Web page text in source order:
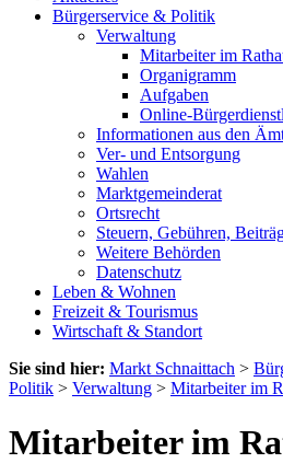
Bürgerservice & Politik
Verwaltung
Mitarbeiter im
Organigramm
Aufgaben
Online-
Informationen aus den
Ver- und Entsorgung
Wahlen
Marktgemeinderat
Ortsrecht
Steuern, Gebühren,
Weitere Behörden
Datenschutz
Leben & Wohnen
Freizeit & Tourismus
Wirtschaft & Standort
Sie sind hier: Markt Schnaittach >
Politik > Verwaltung > Mitarbeiter im
Mitarbeiter im